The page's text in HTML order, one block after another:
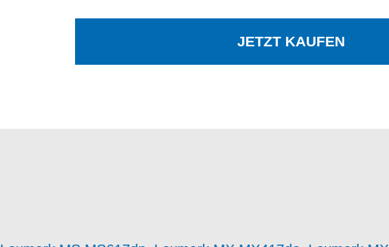
JETZT KAUFEN